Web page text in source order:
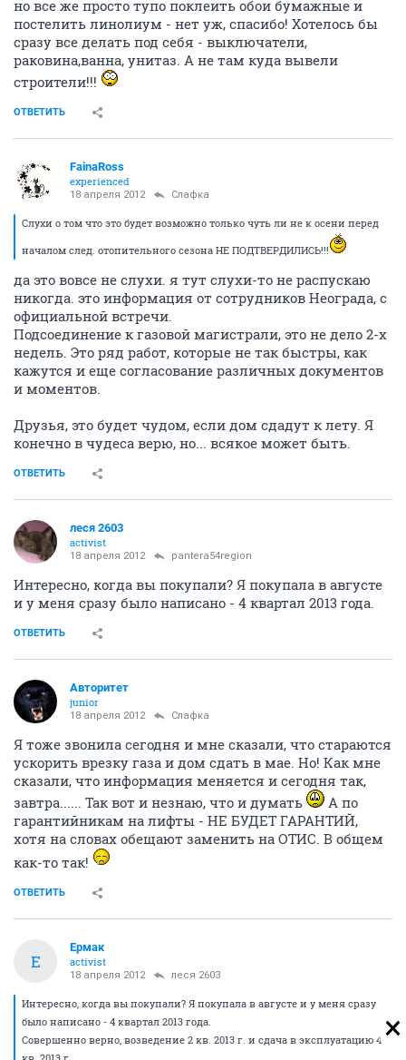
но все же просто тупо поклеить обои бумажные и
постелить линолиум - нет уж, спасибо! Хотелось бы
сразу все делать под себя - выключатели,
раковина,ванна, унитаз. А не там куда вывели
строители!!!
ОТВЕТИТЬ
FainaRoss
experienced
18 апреля 2012 Слафка
Слухи о том что это будет возможно только чуть ли не к осени перед
началом след. отопительного сезона НЕ ПОДТВЕРДИЛИСЬ!!!
да это вовсе не слухи. я тут слухи-то не распускаю
никогда. это информация от сотрудников Неограда, с
официальной встречи.
Подсоединение к газовой магистрали, это не дело 2-х
недель. Это ряд работ, которые не так быстры, как
кажутся и еще согласование различных документов
и моментов.
Друзья, это будет чудом, если дом сдадут к лету. Я
конечно в чудеса верю, но... всякое может быть.
ОТВЕТИТЬ
леся 2603
activist
18 апреля 2012 pantera54region
Интересно, когда вы покупали? Я покупала в августе
и у меня сразу было написано - 4 квартал 2013 года.
ОТВЕТИТЬ
Авторитет
junior
18 апреля 2012 Слафка
Я тоже звонила сегодня и мне сказали, что стараются
ускорить врезку газа и дом сдать в мае. Но! Как мне
сказали, что информация меняется и сегодня так,
завтра...... Так вот и незнаю, что и думать
А по
гарантийникам на лифты - НЕ БУДЕТ ГАРАНТИЙ,
хотя на словах обещают заменить на ОТИС. В общем
как-то так!
ОТВЕТИТЬ
Е
Ермак
activist
18 апреля 2012 леся 2603
Интересно, когда вы покупали? Я покупала в августе и у меня сразу
было написано - 4 квартал 2013 года.
Совершенно верно, возведение 2 кв. 2013 г. и сдача в эксплуатацию 4